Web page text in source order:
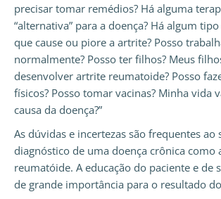
precisar tomar remédios? Há alguma
“alternativa” para a doença? Há algum
que cause ou piore a artrite? Posso
normalmente? Posso ter filhos? Meus
desenvolver artrite reumatoide? Posso
físicos? Posso tomar vacinas? Minha vida
causa da doença?”
As dúvidas e incertezas são frequentes ao
diagnóstico de uma doença crônica como
reumatóide. A educação do paciente e de
de grande importância para o resultado